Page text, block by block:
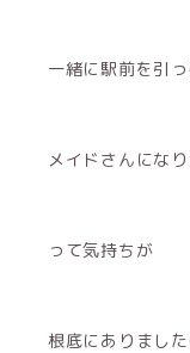
一緒に駅前を引
メイドさんにな
って気持ちが
根底にありまし